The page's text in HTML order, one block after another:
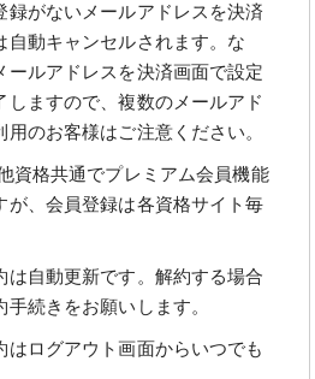
録がないメールアドレスを決済
自動キャンセルされます。な
ールアドレスを決済画面で設定
しますので、複数のメールアド
のお客様はご注意ください。
資格共通でプレミアム会員機能
が、会員登録は各資格サイト毎
は自動更新です。解約する場合
続きをお願いします。
はログアウト画面からいつでも